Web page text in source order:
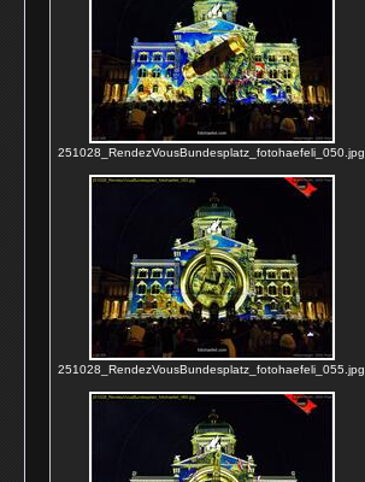
251028_RendezVousBundesplatz_fotohaefeli_050.jpg
251028_RendezVousBundesplatz_fotohaefeli_055.jpg